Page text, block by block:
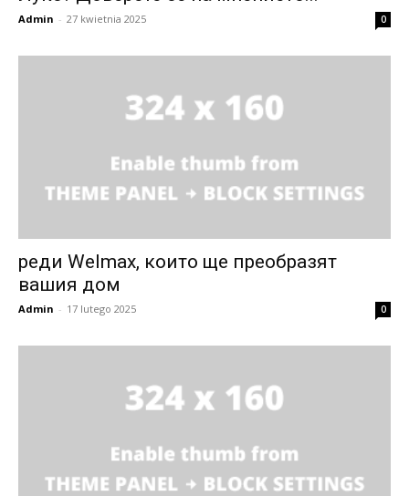
Admin - 27 kwietnia 2025 0
реди Welmax, които ще преобразят
вашия дом
Admin - 17 lutego 2025 0